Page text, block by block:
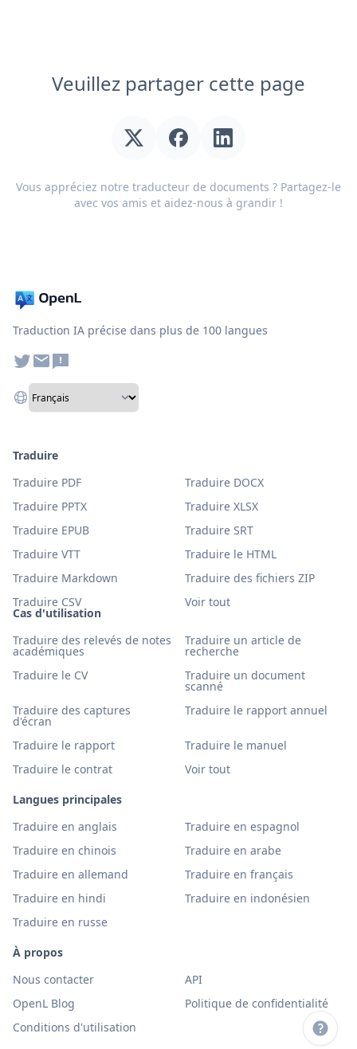
Veuillez partager cette page
Vous appréciez notre traducteur de documents ? Partagez-le
avec vos amis et aidez-nous à grandir !
Traduction IA précise dans plus de 100 langues
Cas d'utilisation
Traduire des relevés de notes
académiques
Traduire un article de
recherche
Traduire le CV
Traduire un document
scanné
Traduire des captures
d'écran
Traduire le rapport annuel
Traduire le rapport
Traduire le manuel
Traduire le contrat
Voir tout
Langues principales
Traduire en anglais
Traduire en espagnol
Traduire en chinois
Traduire en arabe
Traduire en allemand
Traduire en français
Traduire en hindi
Traduire en indonésien
Traduire en russe
Traduire
Traduire PDF
Traduire DOCX
Traduire PPTX
Traduire XLSX
Traduire EPUB
Traduire SRT
Traduire VTT
Traduire le HTML
Traduire Markdown
Traduire des fichiers ZIP
Traduire CSV
Voir tout
À propos
Nous contacter
API
OpenL Blog
Politique de confidentialité
Conditions d'utilisation